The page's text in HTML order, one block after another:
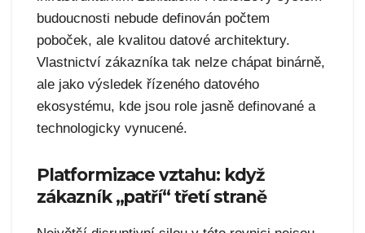
budoucnosti nebude definován počtem
poboček, ale kvalitou datové architektury.
Vlastnictví zákazníka tak nelze chápat binárně,
ale jako výsledek řízeného datového
ekosystému, kde jsou role jasně definované a
technologicky vynucené.
Platformizace vztahu: když
zákazník „patří“ třetí straně